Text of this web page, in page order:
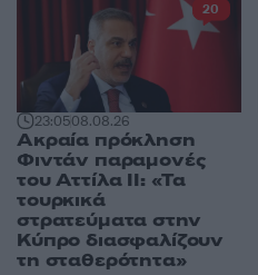
23:0508.08.26
Ακραία πρόκληση
Φιντάν παραμονές
του Αττίλα ΙΙ: «Τα
τουρκικά
στρατεύματα στην
Κύπρο διασφαλίζουν
τη σταθερότητα»
20